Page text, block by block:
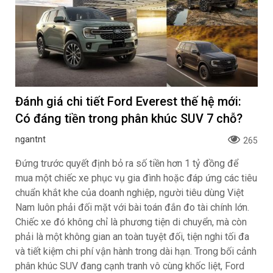
Đánh giá chi tiết Ford Everest thế hệ mới:
Có đáng tiền trong phân khúc SUV 7 chỗ?
ngantnt 265
Đứng trước quyết định bỏ ra số tiền hơn 1 tỷ đồng để
mua một chiếc xe phục vụ gia đình hoặc đáp ứng các tiêu
chuẩn khắt khe của doanh nghiệp, người tiêu dùng Việt
Nam luôn phải đối mặt với bài toán đắn đo tài chính lớn.
Chiếc xe đó không chỉ là phương tiện di chuyển, mà còn
phải là một không gian an toàn tuyệt đối, tiện nghi tối đa
và tiết kiệm chi phí vận hành trong dài hạn. Trong bối cảnh
phân khúc SUV đang cạnh tranh vô cùng khốc liệt, Ford